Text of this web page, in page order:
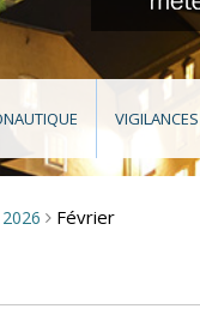
VIGILANCES
2026 > Février